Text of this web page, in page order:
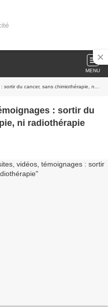
MENU
cancer, sans chimiothérapie, ni radiothérapie
: sortir du
ni radiothérapie